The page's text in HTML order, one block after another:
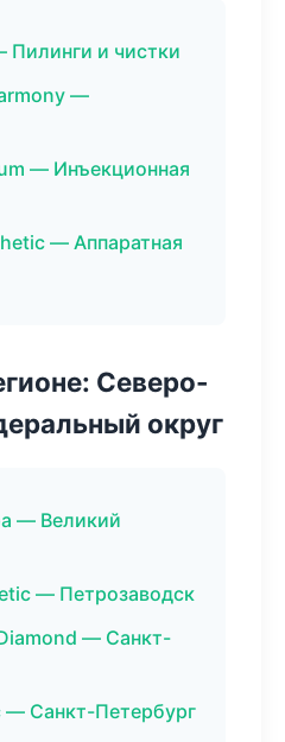
Пилинги и чистки
—
— Инъекционная
— Аппаратная
Северо-
округ
— Великий
— Петрозаводск
— Санкт-
Санкт-Петербург